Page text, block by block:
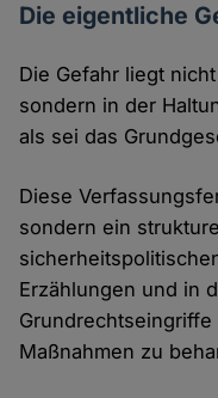
Die eigentliche
Die Gefahr liegt
sondern in der
als sei das
Diese
sondern ein
Erzählungen und in
Maßnahmen zu